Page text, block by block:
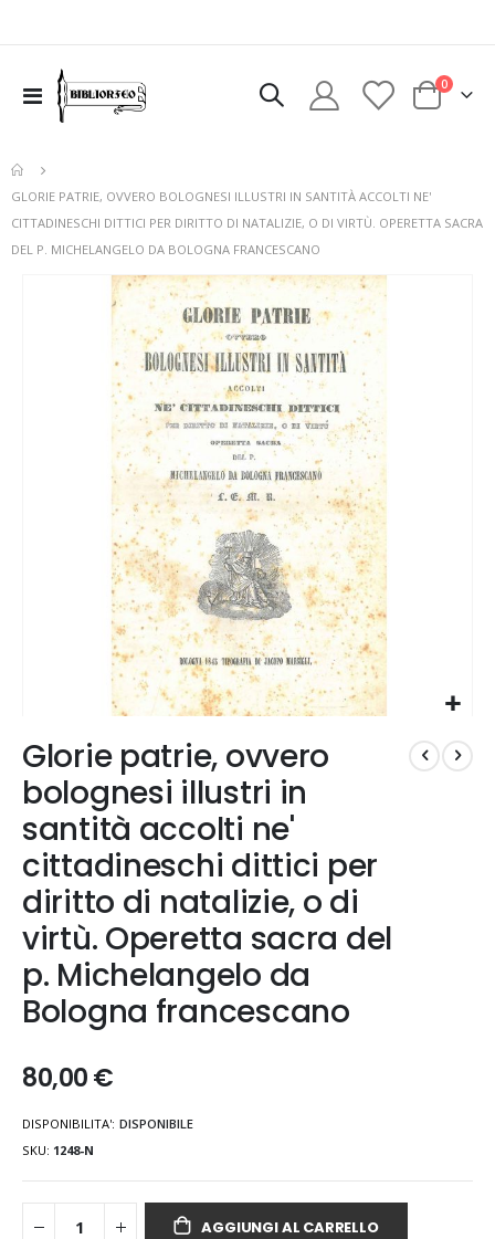
Toggle
Nav
Cart
0elementi
GLORIE PATRIE, OVVERO BOLOGNESI ILLUSTRI IN SANTITÀ ACCOLTI NE'
CITTADINESCHI DITTICI PER DIRITTO DI NATALIZIE, O DI VIRTÙ. OPERETTA SACRA
DEL P. MICHELANGELO DA BOLOGNA FRANCESCANO
all'inizio
della
galleria
di
immagini
Glorie patrie, ovvero
bolognesi illustri in
santità accolti ne'
cittadineschi dittici per
diritto di natalizie, o di
virtù. Operetta sacra del
p. Michelangelo da
Bologna francescano
80,00 €
DISPONIBILITA': DISPONIBILE
SKU 1248-N
AGGIUNGI AL CARRELLO